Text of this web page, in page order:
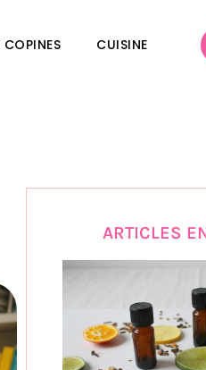
COPINES CUISINE
ARTICLES